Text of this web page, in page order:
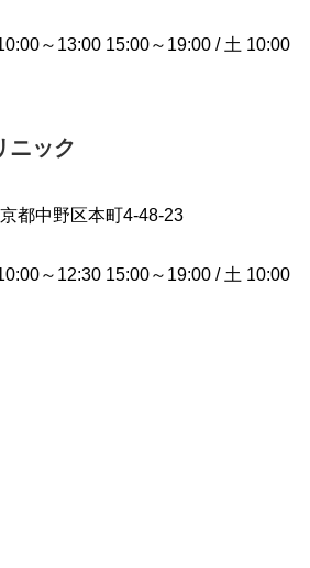
～13:00 15:00～19:00 / 土 10:00
ニック
都中野区本町4-48-23
～12:30 15:00～19:00 / 土 10:00